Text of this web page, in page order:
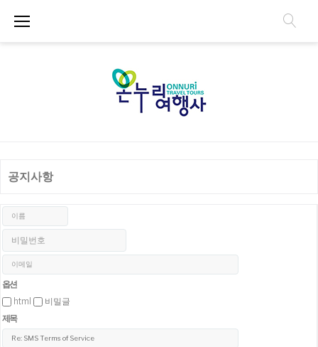
공지사항
옵션
html
비밀글
제목